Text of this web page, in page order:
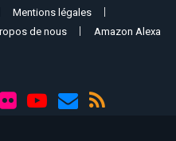
Mentions légales
de nous Amazon Alexa